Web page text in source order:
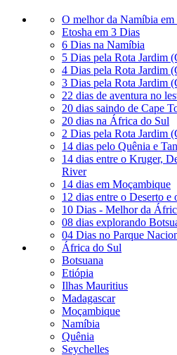
O melhor da Namíbia em
Etosha em 3 Dias
6 Dias na Namíbia
5 Dias pela Rota Jardim
4 Dias pela Rota Jardim
3 Dias pela Rota Jardim
22 dias de aventura no
20 dias saindo de Cape
20 dias na África do Sul
2 Dias pela Rota Jardim
14 dias pelo Quênia e
14 dias entre o Kruger,
River
14 dias em Moçambique
12 dias entre o Deserto
10 Dias - Melhor da
08 dias explorando
04 Dias no Parque
África do Sul
Botsuana
Etiópia
Ilhas Mauritius
Madagascar
Moçambique
Namíbia
Quênia
Seychelles